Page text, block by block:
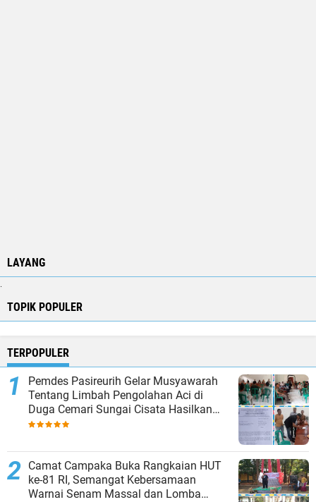
LAYANG
.
TOPIK POPULER
TERPOPULER
Pemdes Pasireurih Gelar Musyawarah
Tentang Limbah Pengolahan Aci di
Duga Cemari Sungai Cisata Hasilkan
Kesepakatan Tutup Sementara
Camat Campaka Buka Rangkaian HUT
ke-81 RI, Semangat Kebersamaan
Warnai Senam Massal dan Lomba